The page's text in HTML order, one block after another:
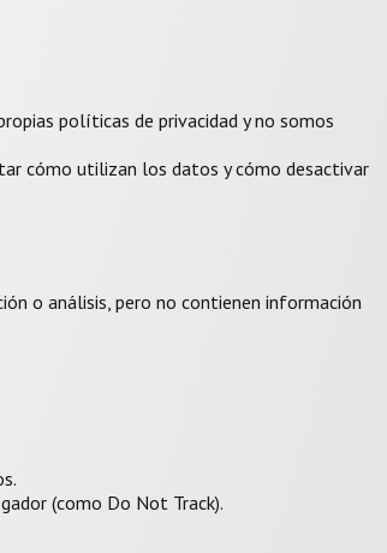
políticas de privacidad y no somos
cómo utilizan los datos y cómo desactivar
o análisis, pero no contienen información
(como Do Not Track).